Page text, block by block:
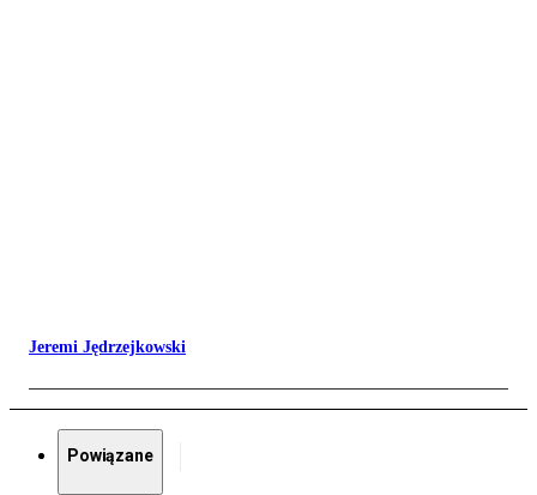
Jeremi Jędrzejkowski
Powiązane